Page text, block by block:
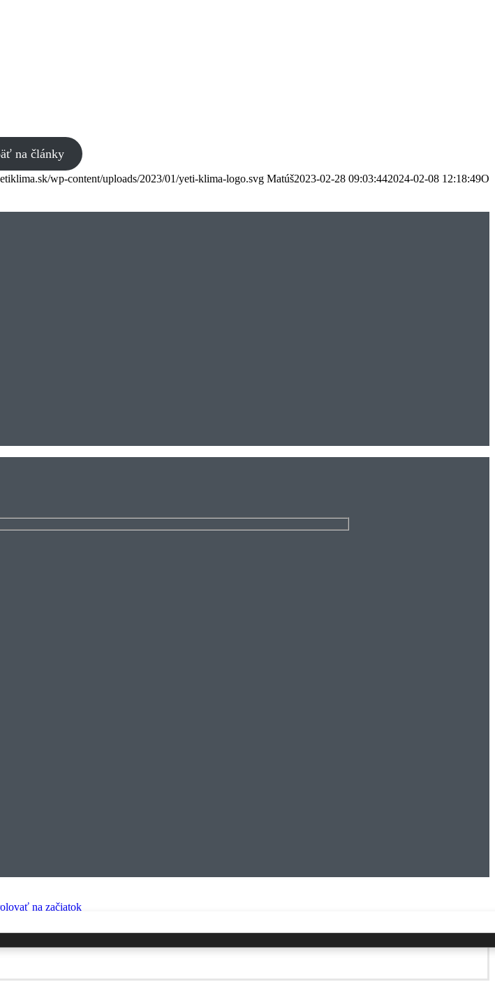
na články
wp-content/uploads/2023/01/yeti-klima-logo.svg Matúš2023-02-28 09:03:442024-02-08 12:18:49O
na začiatok